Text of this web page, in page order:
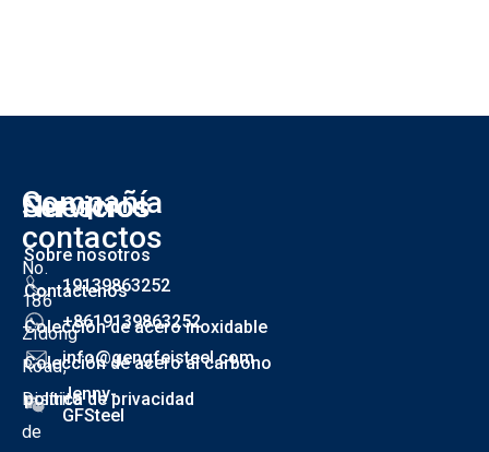
Compañía
No.
186
Zidong
Road,
Distrito
de
Nuestros
contactos
19139863252
+8619139863252
info@gengfeisteel.com
Jenny-
GFSteel
Servicios
Sobre nosotros
Contáctenos
Colección de acero inoxidable
Colección de acero al carbono
política de privacidad